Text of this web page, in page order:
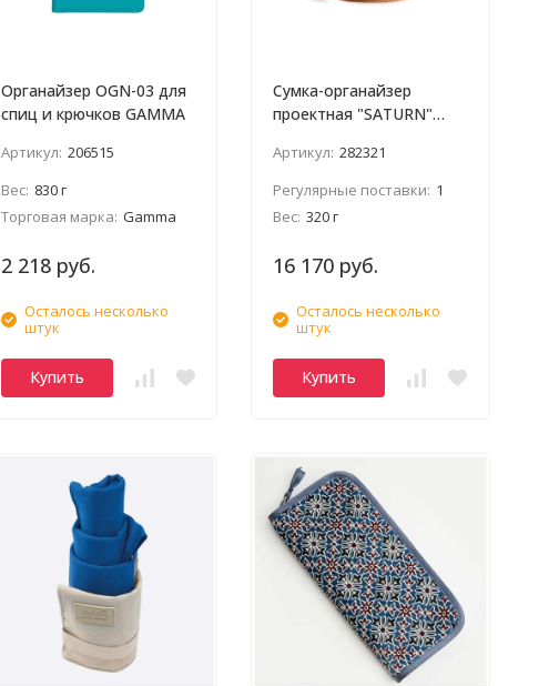
Органайзер OGN-03 для
спиц и крючков GAMMA
Артикул: 206515
Вес: 830 г
Торговая марка: Gamma
2 218 руб.
Осталось несколько
штук
Купить
Сумка-органайзер
проектная "SATURN"
Артикул: 282321
Регулярные поставки: 1
Вес: 320 г
16 170 руб.
Осталось несколько
штук
Купить